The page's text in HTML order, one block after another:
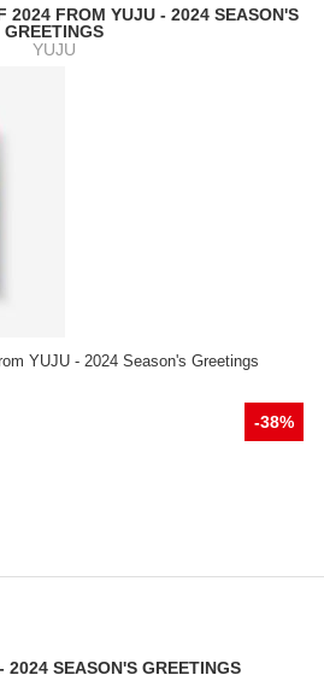
2024 FROM YUJU - 2024 SEASON'S
GREETINGS
YUJU
YUJU - 2024 Season's Greetings
-38%
2024 SEASON'S GREETINGS